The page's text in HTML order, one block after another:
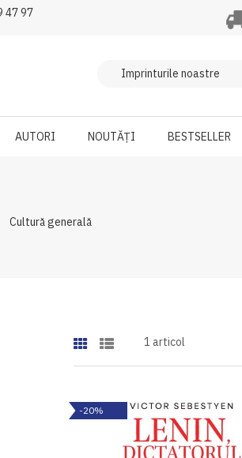
47 97
AUTORI NOUTĂȚI BESTSELLER
Cultură generală
1 articol
-20%